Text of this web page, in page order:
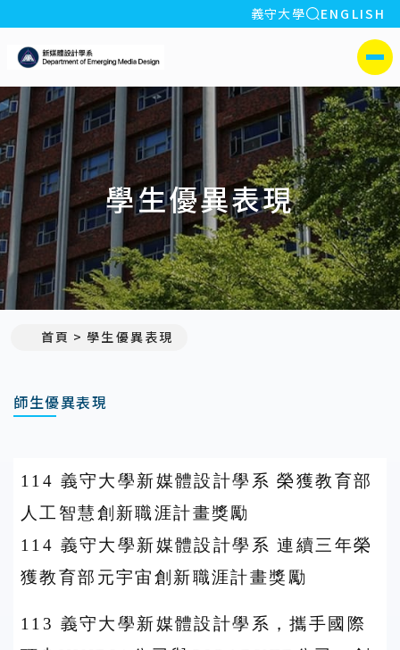
:::
義守大學 全站搜索
ENGLISH
側選單
學生優異表現
首頁 學生優異表現
師生優異表現
114 義守大學新媒體設計學系 榮獲教育部
人工智慧創新職涯計畫獎勵
114 義守大學新媒體設計學系 連續三年榮
獲教育部元宇宙創新職涯計畫獎勵
113 義守大學新媒體設計學系，攜手國際